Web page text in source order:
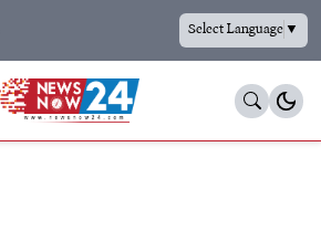
Select Language▼